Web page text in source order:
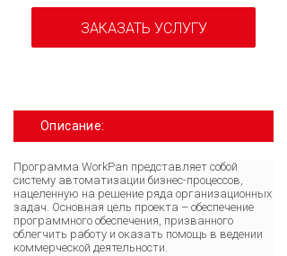
ЗАКАЗАТЬ УСЛУГУ
Описание:
Программа WorkPan представляет собой
систему автоматизации бизнес-процессов,
нацеленную на решение ряда организационных
задач. Основная цель проекта – обеспечение
программного обеспечения, призванного
облегчить работу и оказать помощь в ведении
коммерческой деятельности.